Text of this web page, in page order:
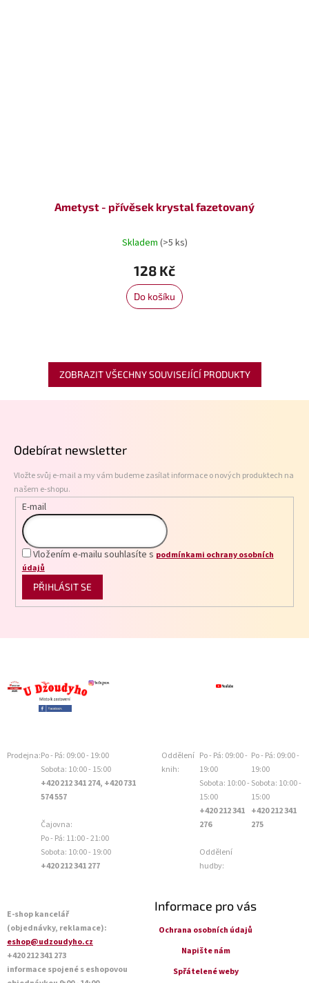
Ametyst - přívěsek krystal fazetovaný
Skladem (>5 ks)
128 Kč
Do košíku
ZOBRAZIT VŠECHNY SOUVISEJÍCÍ PRODUKTY
Odebírat newsletter
Vložte svůj e-mail a my vám budeme zasílat informace o nových produktech na
našem e-shopu.
E-mail
Vložením e-mailu souhlasíte s podmínkami ochrany osobních
údajů
PŘIHLÁSIT SE
Prodejna:Po - Pá: 09:00 - 19:00
Sobota: 10:00 - 15:00
+420 212 341 274, +420 731
574 557
Čajovna:
Po - Pá: 11:00 - 21:00
Sobota: 10:00 - 19:00
+420 212 341 277
Oddělení
knih:
Po - Pá: 09:00 -
19:00
Sobota: 10:00 -
15:00
+420 212 341
276
Oddělení
hudby:
Po - Pá: 09:00 -
19:00
Sobota: 10:00 -
15:00
+420 212 341
275
E-shop kancelář
(objednávky, reklamace):
eshop@udzoudyho.cz
+420 212 341 273
informace spojené s eshopovou
Informace pro vás
Ochrana osobních údajů
Napište nám
Spřátelené weby